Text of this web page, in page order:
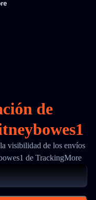
de
visibilidad de los envíos
de TrackingMore